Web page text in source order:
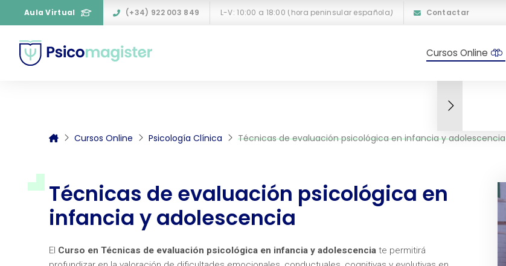
Aula Virtual (+34) 922 003 849 L-V: 10:00 a 18:00 (hora peninsular española) Contactar
Cursos Online
Cursos Online Psicología Clínica Técnicas de evaluación psicológica en infancia y adolescencia
Técnicas de evaluación psicológica en
infancia y adolescencia
El Curso en Técnicas de evaluación psicológica en infancia y adolescenciate permitirá